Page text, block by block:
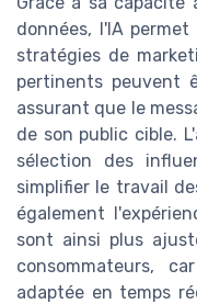
données, l'IA
stratégies de
pertinents peuvent
assurant que le
de son public cible.
sélection des
simplifier le travail
également
sont ainsi plus
consommateurs,
adaptée en temps